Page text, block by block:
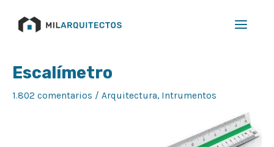
Escalímetro
1.802 comentarios / Arquitectura, Intrumentos
de
entradas